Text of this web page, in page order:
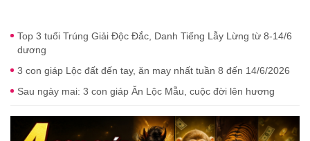
Top 3 tuổi Trúng Giải Độc Đắc, Danh Tiếng Lẫy Lừng từ 8-14/6
dương
3 con giáp Lộc đất đến tay, ăn may nhất tuần 8 đến 14/6/2026
Sau ngày mai: 3 con giáp Ăn Lộc Mẫu, cuộc đời lên hương